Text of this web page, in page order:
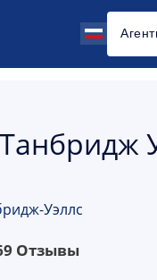
Уэллс
Отзывы